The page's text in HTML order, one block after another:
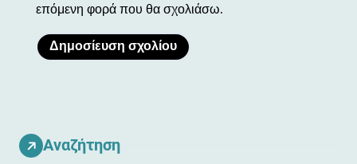
επόμενη φορά που θα σχολιάσω.
Αναζήτηση